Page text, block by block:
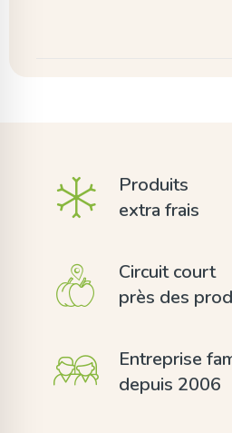
Produits
extra frais
Circuit court
près des
Entreprise
depuis 2006